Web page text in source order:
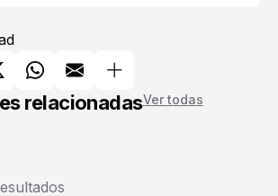
relacionadasVer todas